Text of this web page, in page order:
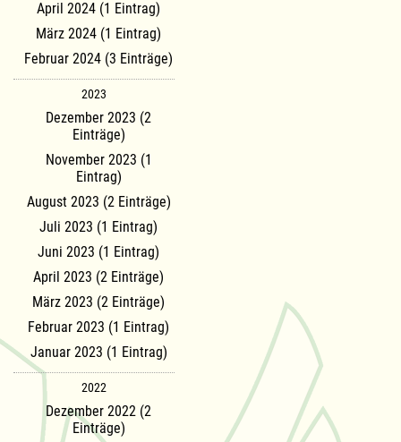
April 2024 (1 Eintrag)
März 2024 (1 Eintrag)
Februar 2024 (3 Einträge)
2023
Dezember 2023 (2
Einträge)
November 2023 (1
Eintrag)
August 2023 (2 Einträge)
Juli 2023 (1 Eintrag)
Juni 2023 (1 Eintrag)
April 2023 (2 Einträge)
März 2023 (2 Einträge)
Februar 2023 (1 Eintrag)
Januar 2023 (1 Eintrag)
2022
Dezember 2022 (2
Einträge)